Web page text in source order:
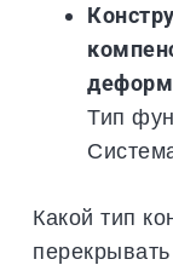
Тип
Какой тип